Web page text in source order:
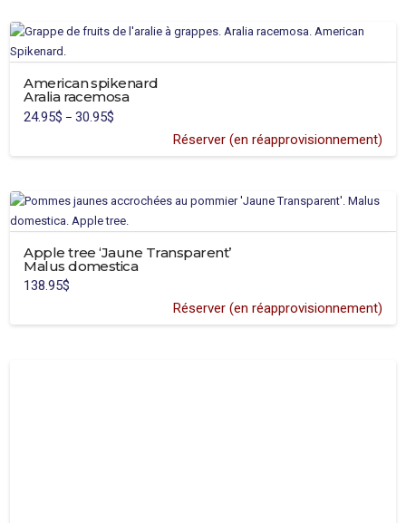
American spikenard
Aralia racemosa
24.95$ – 30.95$
30.95$
Réserver (en réapprovisionnement)
Apple tree ‘Jaune Transparent’
Malus domestica
138.95$
Réserver (en réapprovisionnement)